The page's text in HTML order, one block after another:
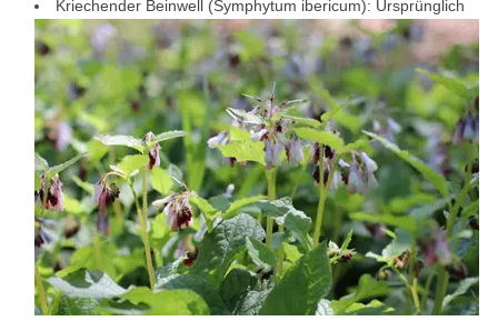
Kriechender Beinwell (Symphytum ibericum): Ursprünglich